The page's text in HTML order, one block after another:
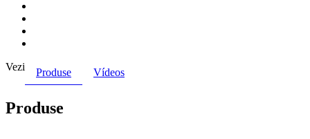
Vezi Produse Vídeos
Produse